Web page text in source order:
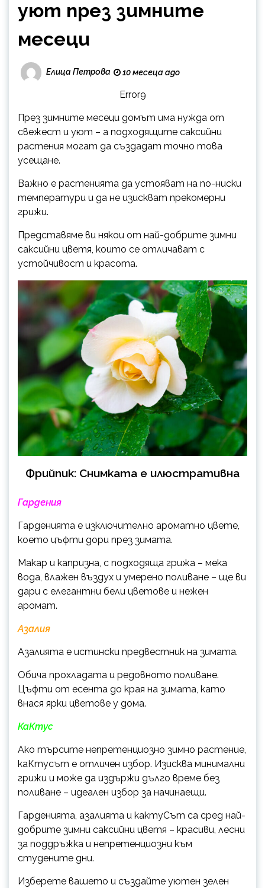
уют през зимните
месеци
Елица Петрова 10 месеца ago
Error9
През зимните месеци домът има нужда от
свежест и уют – а подходящите саксийни
растения могат да създадат точно това
усещане.
Важно е растенията да устояват на по-ниски
температури и да не изискват прекомерни
грижи.
Представяме ви някои от най-добрите зимни
саксийни цветя, които се отличават с
устойчивост и красота.
Фрийпик: Снимката е илюстративна
Гардения
Гарденията е изключително ароматно цвете,
което цъфти дори през зимата.
Макар и капризна, с подходяща грижа – мека
вода, влажен въздух и умерено поливане – ще ви
дари с елегантни бели цветове и нежен
аромат.
Азалия
Азалията е истински предвестник на зимата.
Обича прохладата и редовното поливане.
Цъфти от есента до края на зимата, като
внася ярки цветове у дома.
КаКтус
Ако търсите непретенциозно зимно растение,
каКтусът е отличен избор. Изисква минимални
грижи и може да издържи дълго време без
поливане – идеален избор за начинаещи.
Гарденията, азалията и кактуСът са сред най-
добрите зимни саксийни цветя – красиви, лесни
за поддръжка и непретенциозни към
студените дни.
Изберете вашето и създайте уютен зелен